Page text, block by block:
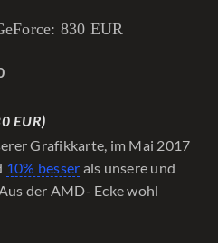
830 EUR
EUR)
Grafikkarte, im Mai 2017
10% besser als unsere und
der AMD- Ecke wohl